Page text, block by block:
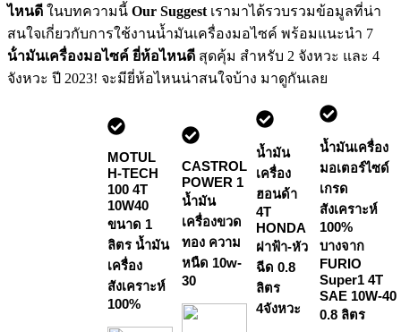
ไหนดี ในบทความนี้ Our Suggest เรามาได้รวบรวมข้อมูลที่น่า
สนใจเกี่ยวกับการใช้งานน้ำมันเครื่องมอไซค์ พร้อมแนะนำ 7
น้ํามันเครื่องมอไซค์ ยี่ห้อไหนดี สุดคุ้ม สำหรับ 2 จังหวะ และ 4
จังหวะ ปี 2023! จะมียี่ห้อไหนน่าสนใจบ้าง มาดูกันเลย
MOTUL
H-TECH
100 4T
10W40
ขนาด 1
ลิตร น้ำมัน
เครื่อง
สังเคราะห์
100%
CASTROL
POWER 1
น้ำมัน
เครื่องขวด
ทอง ความ
หนืด 10w-
30
น้ำมัน
เครื่อง
ฮอนด้า
4T
HONDA
ฝาฟ้า-หัว
ฉีด 0.8
ลิตร
4จังหวะ
น้ำมันเครื่อง
มอเตอร์ไซด์
เกรด
สังเคราะห์
100%
บางจาก
FURIO
Super1 4T
SAE 10W-40
0.8 ลิตร